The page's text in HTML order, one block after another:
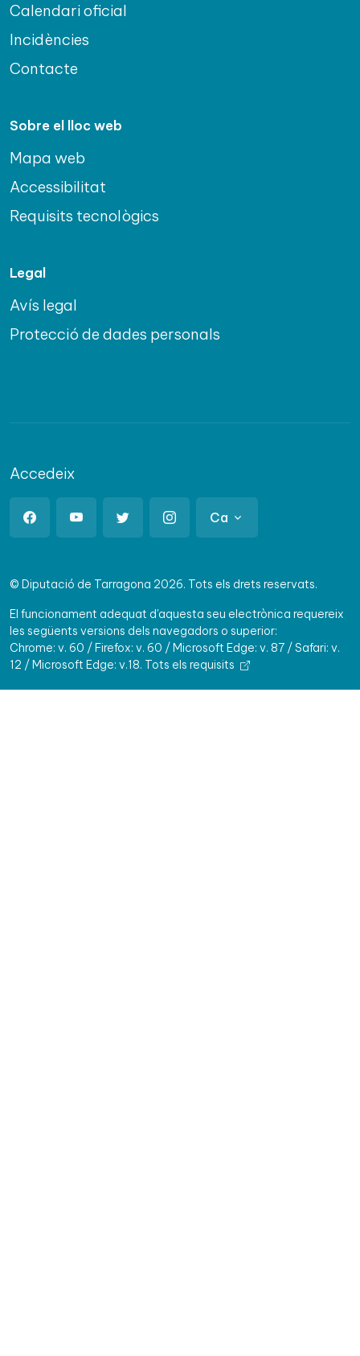
Calendari oficial
Incidències
Contacte
Sobre el lloc web
Mapa web
Accessibilitat
Requisits tecnològics
Legal
Avís legal
Protecció de dades personals
Accedeix
Ca
© Diputació de Tarragona 2026. Tots els drets reservats.
El funcionament adequat d'aquesta seu electrònica requereix
les següents versions dels navegadors o superior:
Chrome: v. 60 / Firefox: v. 60 / Microsoft Edge: v. 87 / Safari: v.
12 / Microsoft Edge: v.18. Tots els requisits